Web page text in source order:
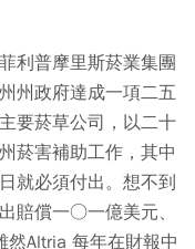
利普摩里斯菸業集團
州政府達成一項二五
要菸草公司，以二十
菸害補助工作，其中
就必須付出。想不到
賠償一○一億美元、
Altria 每年在財報中